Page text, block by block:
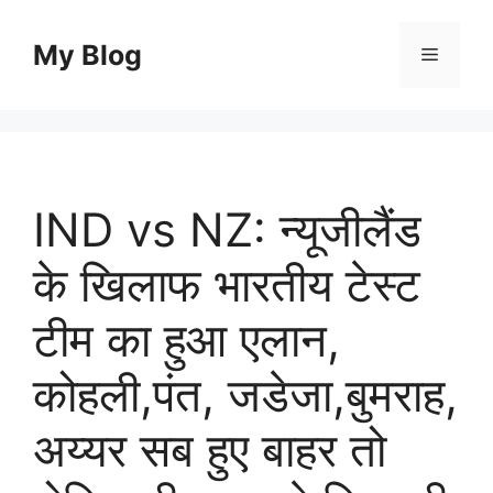
contentMy Blog Menu
IND vs NZ: न्यूजीलैंड
के खिलाफ भारतीय टेस्ट
टीम का हुआ एलान,
कोहली,पंत, जडेजा,बुमराह,
अय्यर सब हुए बाहर तो